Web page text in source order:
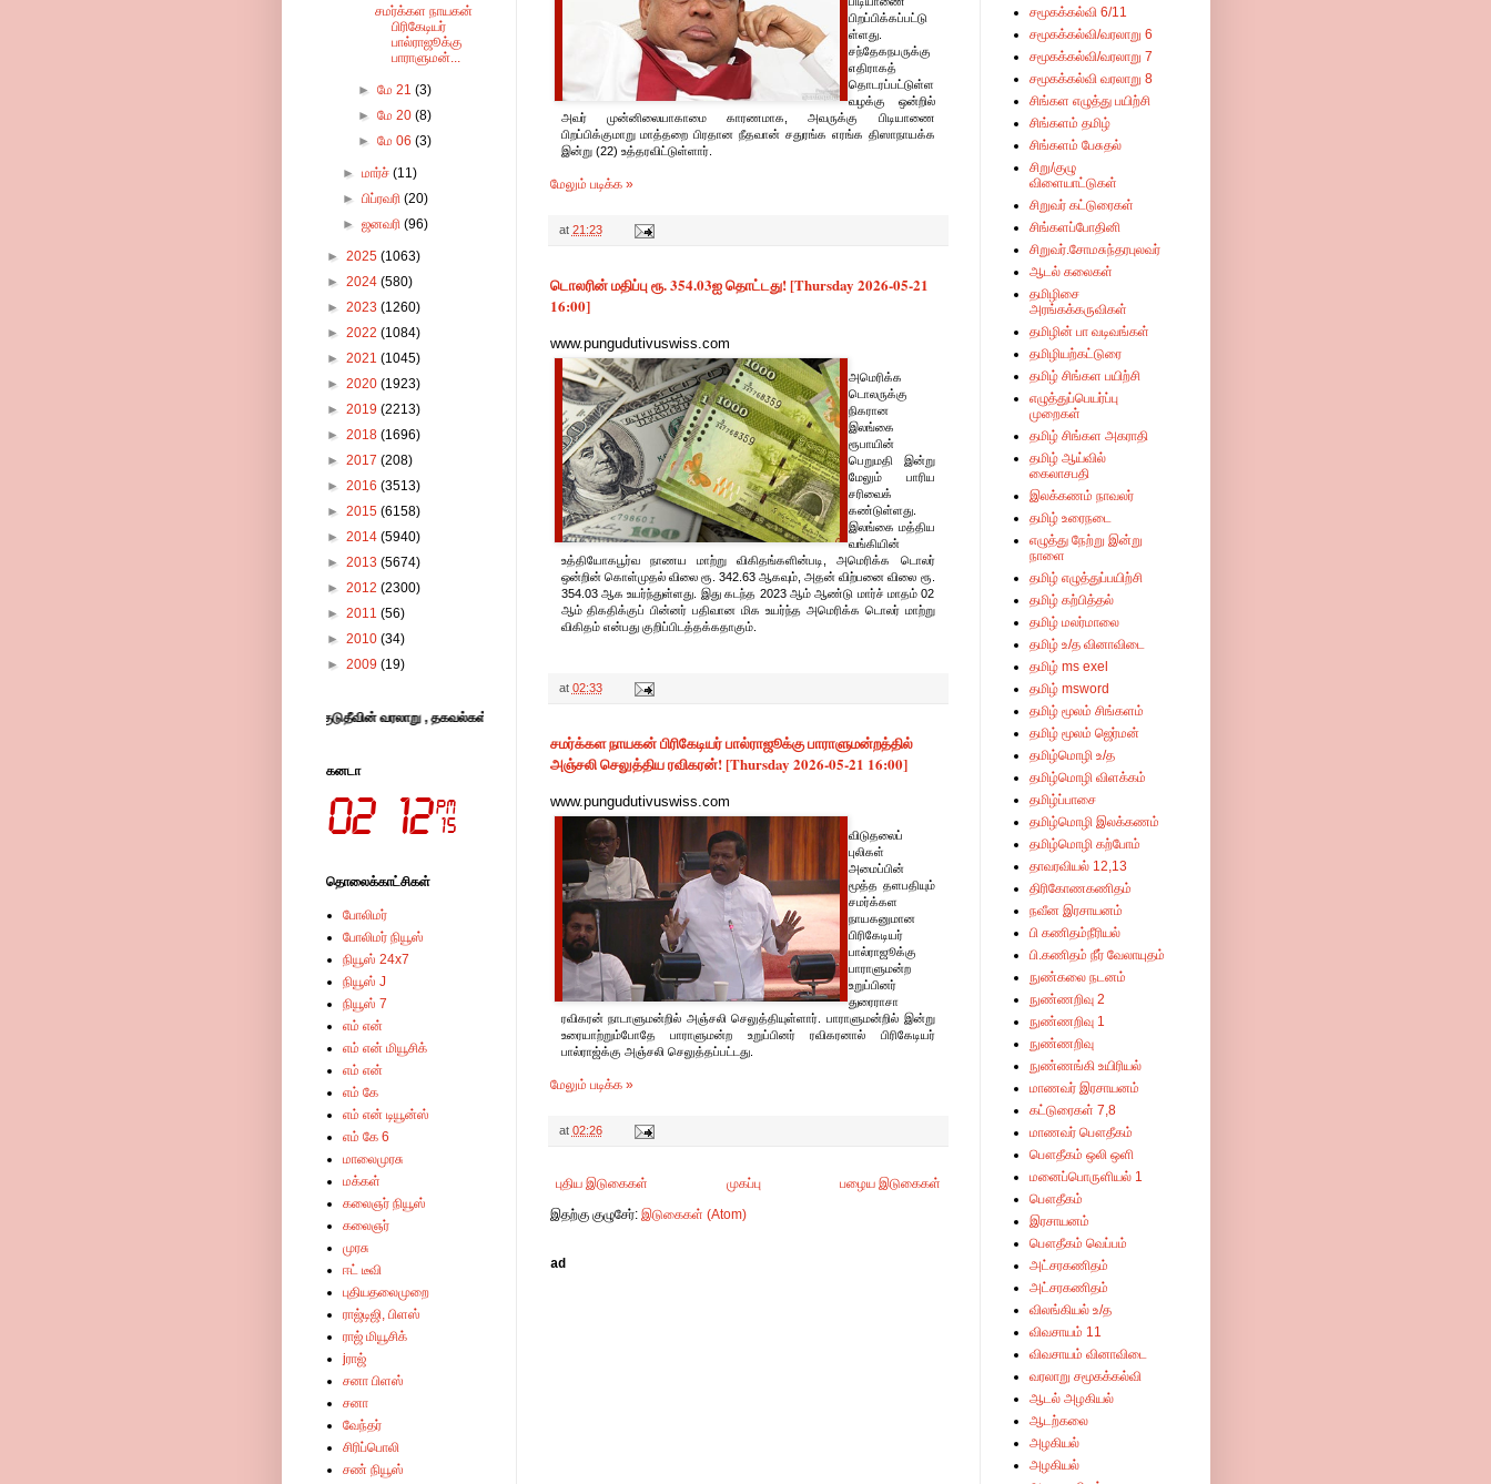
பிறப்பிக்கப்பட்டு
ள்ளது.
சந்தேகநபருக்கு
எதிராகத்
தொடரப்பட்டுள்ள
வழக்கு ஒன்றில்
அவர் முன்னிலையாகாமை காரணமாக, அவருக்கு பிடியாணை
பிறப்பிக்குமாறு மாத்தறை பிரதான நீதவான் சதுரங்க எரங்க திஸாநாயக்க
இன்று (22) உத்தரவிட்டுள்ளார்.
மேலும் படிக்க »
at 21:23
டொலரின் மதிப்பு ரூ. 354.03ஐ தொட்டது! [Thursday 2026-05-21
16:00]
www.pungudutivuswiss.com
அமெரிக்க
டொலருக்கு
நிகரான
இலங்கை
ரூபாயின்
பெறுமதி இன்று
மேலும் பாரிய
சரிவைக்
கண்டுள்ளது.
இலங்கை மத்திய
வங்கியின்
உத்தியோகபூர்வ நாணய மாற்று விகிதங்களின்படி, அமெரிக்க டொலர்
ஒன்றின் கொள்முதல் விலை ரூ. 342.63 ஆகவும், அதன் விற்பனை விலை ரூ.
354.03 ஆக உயர்ந்துள்ளது. இது கடந்த 2023 ஆம் ஆண்டு மார்ச் மாதம் 02
ஆம் திகதிக்குப் பின்னர் பதிவான மிக உயர்ந்த அமெரிக்க டொலர் மாற்று
விகிதம் என்பது குறிப்பிடத்தக்கதாகும்.
at 02:33
சமர்க்கள நாயகன் பிரிகேடியர் பால்ராஜூக்கு பாராளுமன்றத்தில்
அஞ்சலி செலுத்திய ரவிகரன்! [Thursday 2026-05-21 16:00]
www.pungudutivuswiss.com
விடுதலைப்
புலிகள்
அமைப்பின்
மூத்த தளபதியும்
சமர்க்கள
நாயகனுமான
பிரிகேடியர்
பால்ராஜூக்கு
பாராளுமன்ற
உறுப்பினர்
துரைராசா
ரவிகரன் நாடாளுமன்றில் அஞ்சலி செலுத்தியுள்ளார். பாராளுமன்றில் இன்று
உரையாற்றும்போதே பாராளுமன்ற உறுப்பினர் ரவிகரனால் பிரிகேடியர்
பால்ராஜ்க்கு அஞ்சலி செலுத்தப்பட்டது.
மேலும் படிக்க »
at 02:26
புதிய இடுகைகள் பழைய இடுகைகள்
முகப்பு
இதற்கு குழுசேர்: இடுகைகள் (Atom)
ad
சமர்க்கள நாயகன்
பிரிகேடியர்
பால்ராஜூக்கு
பாராளுமன்...
►மே 21(3)
►மே 20(8)
►மே 06(3)
► மார்ச் (11)
► பிப்ரவரி (20)
► ஜனவரி (96)
► 2025 (1063)
► 2024 (580)
► 2023 (1260)
► 2022 (1084)
► 2021 (1045)
► 2020 (1923)
► 2019 (2213)
► 2018 (1696)
► 2017 (208)
► 2016 (3513)
► 2015 (6158)
► 2014 (5940)
► 2013 (5674)
► 2012 (2300)
► 2011 (56)
► 2010 (34)
► 2009 (19)
புகழ் பரப்பும் பேரிணையம் இது -புங்குடுதீவின் வரலாறு , தகவல்கள், படங்கள், காணொளிகள்,ஆவணங்கள்-இத்தோடு 24 மணிநேர தரமிக்க செய்தி தரவேற்றதோடு உஙகளை நித்தம் சந்திக்கும் ஒரே இணையம்-இங்குள்ள விளம்பரங்களில் கிளிக் செய்து விட்டு சென்றால்
கனடா
தொலைக்காட்சிகள்
போலிமர்
போலிமர் நியூஸ்
நியூஸ் 24x7
நியூஸ் J
நியூஸ் 7
எம் என்
எம் என் மியூசிக்
எம் என்
எம் கே
எம் என் டியூன்ஸ்
எம் கே 6
மாலைமுரசு
மக்கள்
கலைஞர் நியூஸ்
கலைஞர்
முரசு
ஈட் டீவி
புதியதலைமுறை
ராஜ்டிஜி, பிளஸ்
ராஜ் மியூசிக்
jராஜ்
சனா பிளஸ்
சனா
வேந்தர்
சிரிப்பொலி
சண் நியூஸ்
சமூகக்கல்வி 6/11
சமூகக்கல்வி/வரலாறு 6
சமூகக்கல்வி/வரலாறு 7
சமூகக்கல்வி வரலாறு 8
சிங்கள எழுத்து பயிற்சி
சிங்களம் தமிழ்
சிங்களம் பேசுதல்
சிறு/குழு
விளையாட்டுகள்
சிறுவர் கட்டுரைகள்
சிங்களப்போதினி
சிறுவர்.சோமசுந்தரபுலவர்
ஆடல் கலைகள்
தமிழிசை
அரங்கக்கருவிகள்
தமிழின் பா வடிவங்கள்
தமிழியற்கட்டுரை
தமிழ் சிங்கள பயிற்சி
எழுத்துப்பெயர்ப்பு
முறைகள்
தமிழ் சிங்கள அகராதி
தமிழ் ஆய்வில்
கைலாசபதி
இலக்கணம் நாவலர்
தமிழ் உரைநடை
எழுத்து நேற்று இன்று
நாளை
தமிழ் எழுத்துப்பயிற்சி
தமிழ் கற்பித்தல்
தமிழ் மலர்மாலை
தமிழ் உ/த வினாவிடை
தமிழ் ms exel
தமிழ் msword
தமிழ் மூலம் சிங்களம்
தமிழ் மூலம் ஜெர்மன்
தமிழ்மொழி உ/த
தமிழ்மொழி விளக்கம்
தமிழ்ப்பாசை
தமிழ்மொழி இலக்கணம்
தமிழ்மொழி கற்போம்
தாவரவியல் 12,13
திரிகோணகணிதம்
நவீன இரசாயனம்
பி கணிதம்நீரியல்
பி.கணிதம் நீர் வேலாயுதம்
நுண்கலை நடனம்
நுண்ணறிவு 2
நுண்ணறிவு 1
நுண்ணறிவு
நுண்ணங்கி உயிரியல்
மாணவர் இரசாயனம்
கட்டுரைகள் 7,8
மாணவர் பௌதீகம்
பௌதீகம் ஒலி ஒளி
மனைப்பொருளியல் 1
பௌதீகம்
இரசாயனம்
பௌதீகம் வெப்பம்
அட்சரகணிதம்
அட்சரகணிதம்
விலங்கியல் உ/த
விவசாயம் 11
விவசாயம் வினாவிடை
வரலாறு சமூகக்கல்வி
ஆடல் அழகியல்
ஆடற்கலை
அழகியல்
அழகியல்